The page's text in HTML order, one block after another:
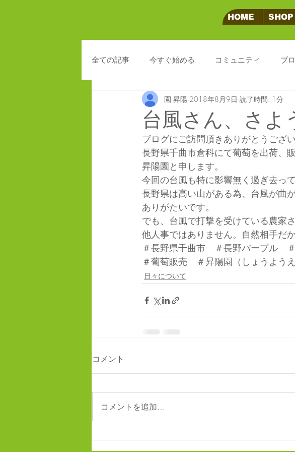
HOME SHOP
全ての記事 今すぐ始める コミュニティ ブ
台風さん、さよ
園 昇陽 2018年8月9日 読了時間: 1分
ブログにご訪問頂きありがとうござい
長野県千曲市倉科にて葡萄を出荷、
昇陽園と申します。
今回の台風も特に影響無く過ぎ去って
長野県は高い山がある為、台風が曲
ありがたいです。
でも、台風で打撃を受けている農家
他人事ではありません。自然相手だか
＃長野県千曲市　＃長野パープル
＃葡萄販売　＃昇陽園（しょうようえ
日々について
コメント
コメントを追加…